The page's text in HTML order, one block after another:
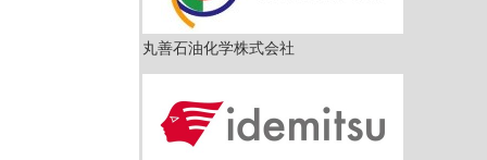
丸善石油化学株式会社